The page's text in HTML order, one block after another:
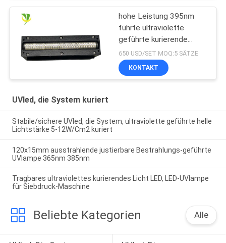
hohe Leistung 395nm
führte ultraviolette
geführte kurierende
Lampe für
Flachbettuvdrucker
650 USD/SET MOQ:5 SÄTZE
KONTAKT
UVled, die System kuriert
Stabile/sichere UVled, die System, ultraviolette geführte helle
Lichtstärke 5-12W/Cm2 kuriert
120x15mm ausstrahlende justierbare Bestrahlungs-geführte
UVlampe 365nm 385nm
Tragbares ultraviolettes kurierendes Licht LED, LED-UVlampe
für Siebdruck-Maschine
Beliebte Kategorien Alle